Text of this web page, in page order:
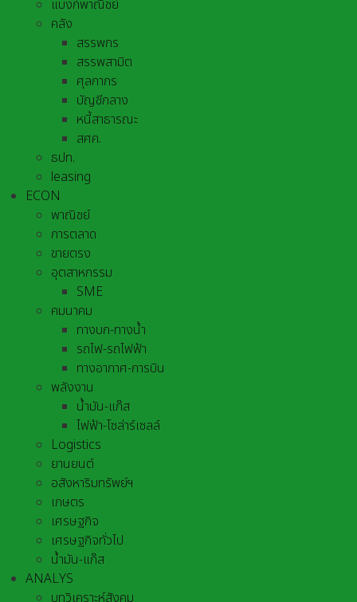
แบงก์พาณิชย์
คลัง
สรรพกร
สรรพสามิต
ศุลกากร
บัญชีกลาง
หนี้สาธารณะ
สศค.
ธปท.
leasing
ECON
พาณิชย์
การตลาด
ขายตรง
อุตสาหกรรม
SME
คมนาคม
ทางบก-ทางน้ำ
รถไฟ-รถไฟฟ้า
ทางอากาศ-การบิน
พลังงาน
น้ำมัน-แก๊ส
ไฟฟ้า-โซล่าร์เซลล์
Logistics
ยานยนต์
อสังหาริมทรัพย์ฯ
เกษตร
เศรษฐกิจ
เศรษฐกิจทั่วไป
น้ำมัน-แก๊ส
ANALYS
บทวิเคราะห์สังคม